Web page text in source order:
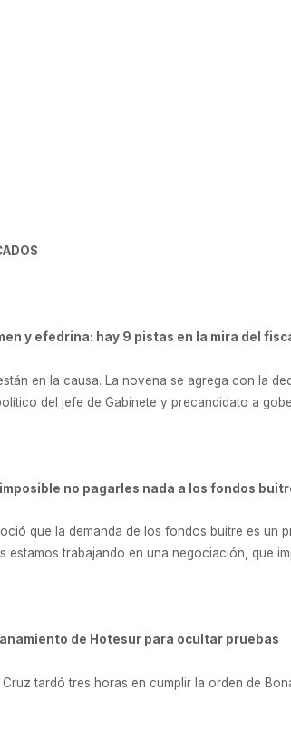
y efedrina: hay 9 pistas en la mira del
en la causa. La novena se agrega con la
del jefe de Gabinete y precandidato a
no pagarles nada a los fondos
que la demanda de los fondos buitre es un
estamos trabajando en una negociación, que
de Hotesur para ocultar pruebas
Cruz tardó tres horas en cumplir la orden de